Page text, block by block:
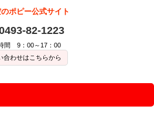
82-1223
間 9：00～17：00
合わせはこちらから